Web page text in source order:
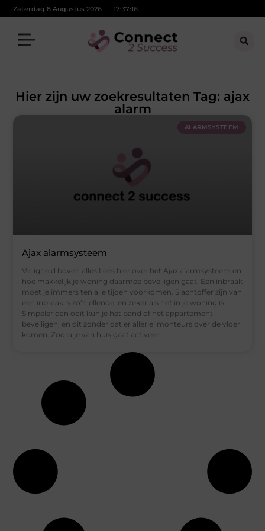
Zaterdag 8 Augustus 2026 17:37:17
Hier zijn uw zoekresultaten Tag: ajax
alarm
ALARMSYSTEEM
Ajax alarmsysteem
Veiligheid boven alles Lees hier over het Ajax alarmsysteem en
hoe makkelijk je woning daarmee beveiligen gaat. Een inbraak
moet je immers ten alle tijden voorkomen. Slachtoffer zijn van
een inbraak is zo’n ellende, en zeker als het in je woning is.
Simpeler dan ooit kun je het pand of het appartement
beveiligen, en dit zonder dat er allerlei monteurs over de vloer
komen. Zodra je van huis gaat activeer